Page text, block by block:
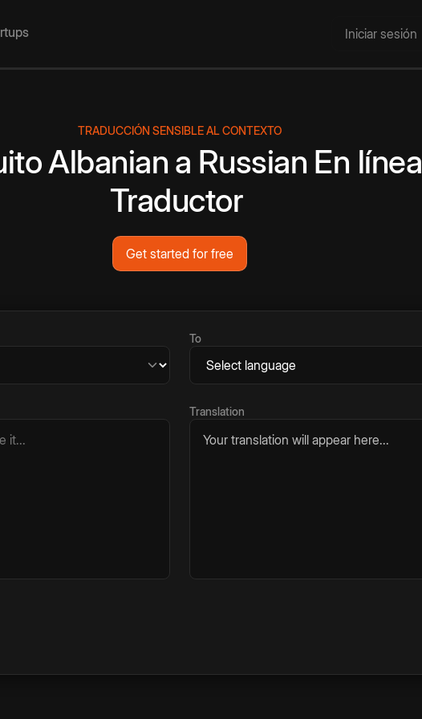
Iniciar sesión
TRADUCCIÓN SENSIBLE AL CONTEXTO
Albanian a Russian En línea
Traductor
Get started for free
To
Translation
Your translation will appear here...